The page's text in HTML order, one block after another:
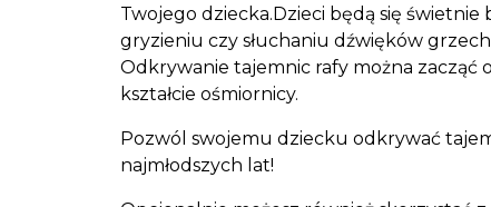
Twojego dziecka.Dzieci będą się
gryzieniu czy słuchaniu dźwięków
Odkrywanie tajemnic rafy można zacząć
kształcie ośmiornicy.
Pozwól swojemu dziecku odkrywać
najmłodszych lat!